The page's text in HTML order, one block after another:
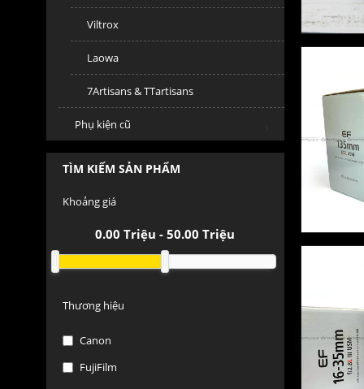
Viltrox
Laowa
7Artisans & TTartisans
Phụ kiện cũ
TÌM KIẾM SẢN PHẨM
Khoảng giá
0.00 Triệu -50.00 Triệu
Thương hiệu
Canon
FujiFilm